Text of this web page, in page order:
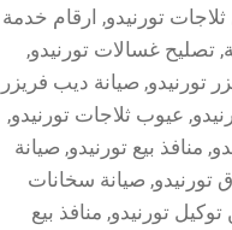
تورنيدو, ارقام خدمة
تصليح غسالات تورنيدو,
تورنيدو, صيانة ديب فريزر
عيوب ثلاجات تورنيدو,
منافذ بيع تورنيدو, صيانة
تورنيدو, صيانة سخانات
تورنيدو, منافذ بيع